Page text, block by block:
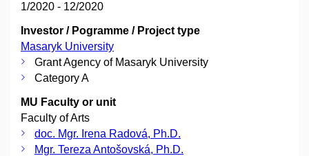
1/2020 - 12/2020
Investor / Pogramme / Project type
Masaryk University
Grant Agency of Masaryk University
Category A
MU Faculty or unit
Faculty of Arts
doc. Mgr. Irena Radová, Ph.D.
Mgr. Tereza Antošovská, Ph.D.